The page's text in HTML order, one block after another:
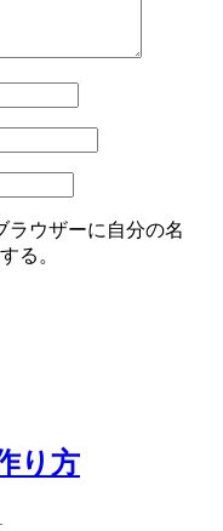
ラウザーに自分の名
る。
り方